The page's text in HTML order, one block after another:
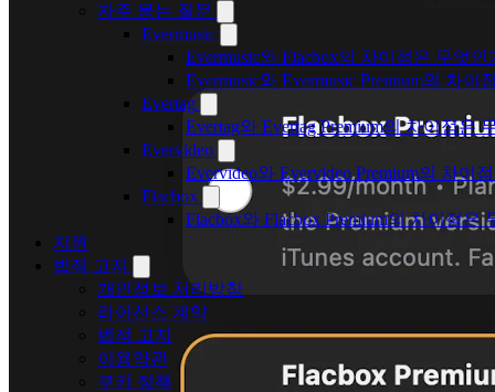
자주 묻는 질문
Evermusic
Evermusic와 Flacbox의 차이점은 무엇인
Evermusic와 Evermusic Premium의 차이
Evertag
Evertag와 Evertag Premium의 차이점은
Evervideo
Evervideo와 Evervideo Premium의 차이
Flacbox
Flacbox와 Flacbox Premium의 차이점은
지원
법적 고지
개인정보 처리방침
라이선스 계약
법적 고지
이용약관
쿠키 정책